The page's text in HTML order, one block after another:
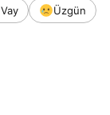
Vay
Üzgün